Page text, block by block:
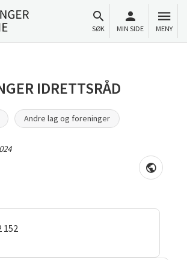
SØK MIN SIDE MENY
IDRETTSRÅD
Andre lag og foreninger
152